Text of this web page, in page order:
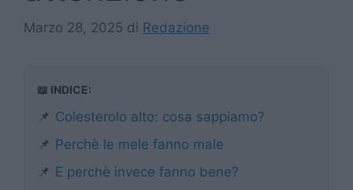
Marzo 28, 2025 di Redazione
📖 INDICE:
📌 Colesterolo alto: cosa sappiamo?
📌 Perchè le mele fanno male
📌 E perchè invece fanno bene?